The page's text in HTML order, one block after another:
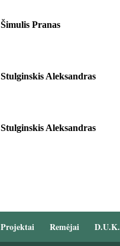
Šimulis Pranas
Stulginskis Aleksandras
Stulginskis Aleksandras
Projektai Remėjai D.U.K.